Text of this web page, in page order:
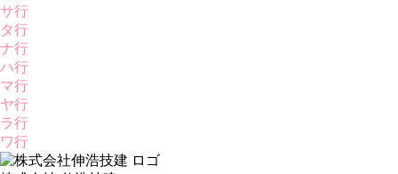
サ行
タ行
ナ行
ハ行
マ行
ヤ行
ラ行
ワ行